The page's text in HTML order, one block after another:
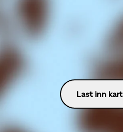
Last inn kart